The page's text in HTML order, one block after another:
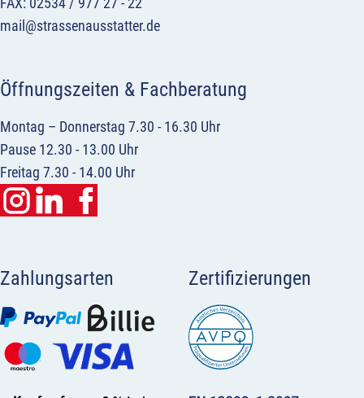
mail@strassenausstatter.de
Öffnungszeiten & Fachberatung
Montag – Donnerstag 7.30 - 16.30 Uhr
Pause 12.30 - 13.00 Uhr
Freitag 7.30 - 14.00 Uhr
Zahlungsarten Zertifizierungen